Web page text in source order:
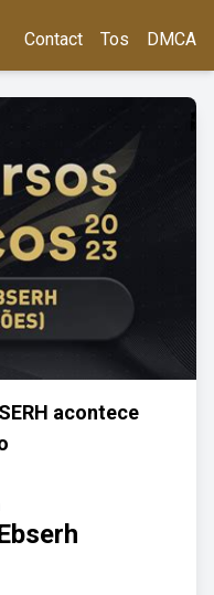
Contact Tos DMCA
acontece